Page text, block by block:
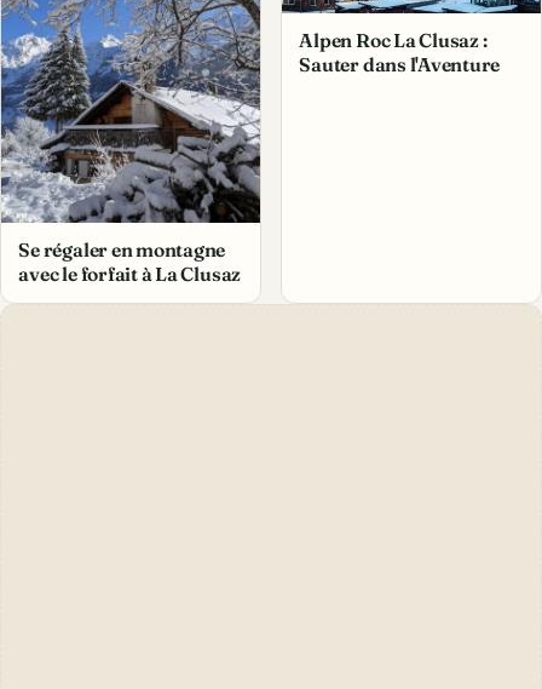
Se régaler en montagne
avec le forfait à La Clusaz
Alpen Roc La Clusaz :
Sauter dans l'Aventure